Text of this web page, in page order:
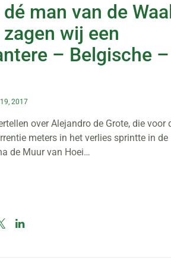
man van de
wij een
– Belgische –
2017
over Alejandro de Grote, die voor
meters in het verlies sprintte in de
de Muur van Hoei…